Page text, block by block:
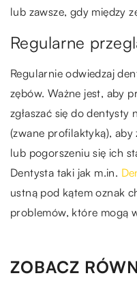
lub zawsze, gdy między
Regularne
Regularnie odwiedzaj
zębów. Ważne jest, aby
zgłaszać się do dentysty
(zwane profilaktyką),
lub pogorszeniu się ich
Dentysta taki jak m.in.
ustną pod kątem oznak
problemów, które mogą
ZOBACZ